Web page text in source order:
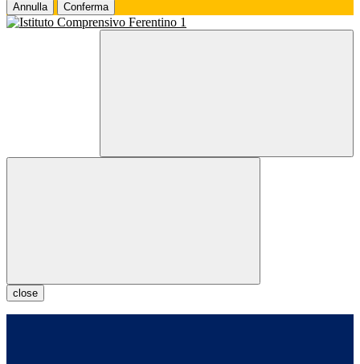
Annulla Conferma
close